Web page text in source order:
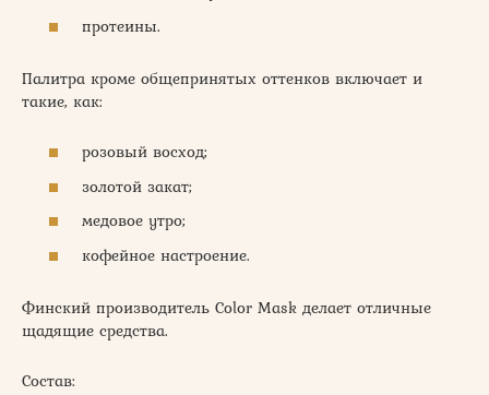
протеины.
Палитра кроме общепринятых оттенков включает и
такие, как:
розовый восход;
золотой закат;
медовое утро;
кофейное настроение.
Финский производитель Color Mask делает отличные
щадящие средства.
Состав: